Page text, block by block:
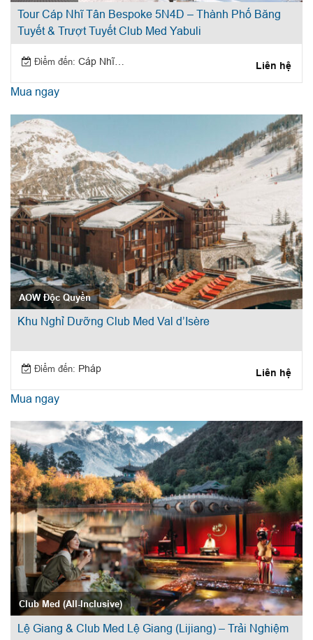
Tour Cáp Nhĩ Tân Bespoke 5N4D – Thành Phố Băng
Tuyết & Trượt Tuyết Club Med Yabuli
Điểm đến: Cáp Nhĩ Tân Liên hệ
Mua ngay
AOW Độc Quyền
Khu Nghỉ Dưỡng Club Med Val d’Isère
Điểm đến: Pháp Liên hệ
Mua ngay
Club Med (All-Inclusive)
Lệ Giang & Club Med Lệ Giang (Lijiang) – Trải Nghiệm